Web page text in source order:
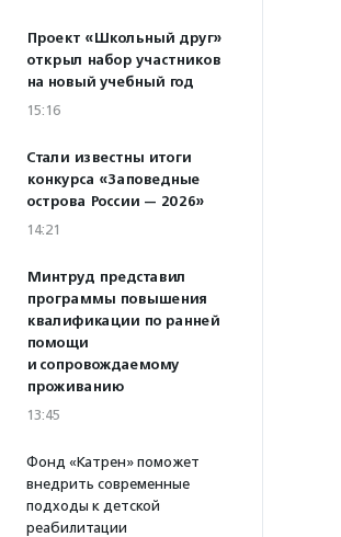
Проект «Школьный друг»
открыл набор участников
на новый учебный год
15:16
Стали известны итоги
конкурса «Заповедные
острова России — 2026»
14:21
Минтруд представил
программы повышения
квалификации по ранней
помощи
и сопровождаемому
проживанию
13:45
Фонд «Катрен» поможет
внедрить современные
подходы к детской
реабилитации